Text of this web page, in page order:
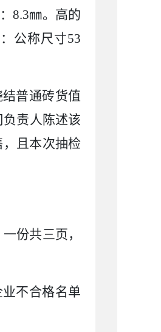
8.3㎜。高的
公称尺寸53
普通砖货值
责人陈述该
且本次抽检
份共三页，
不合格名单